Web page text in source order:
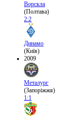
Ворскла
(Полтава)
2:2
Динамо
(Київ)
2009
Металург
(Запоріжжя)
1:1